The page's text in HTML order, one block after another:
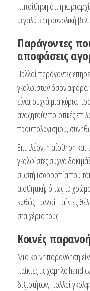
πεποίθηση ότι η
μεγαλύτερη συνολική
Παράγοντες
αποφάσεις
Πολλοί παράγοντες
γκολφιστών όσον αφορά
είναι συχνά μια κύρια
αναζητούν ποιοτικές
προϋπολογισμού,
Επιπλέον, η αίσθηση και
γκολφίστες συχνά
σωστή ισορροπία που
αισθητική, όπως το
καθώς πολλοί παίκτες
στα χέρια τους.
Κοινές
Μια κοινή παρανόηση
παίκτες με χαμηλό
δεξιοτήτων, πολλοί